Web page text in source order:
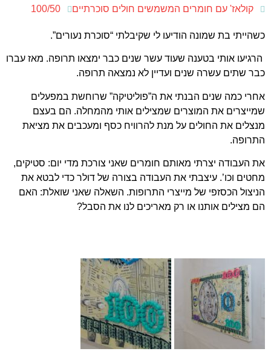
קולאז' עם חומרים המשמשים חולים סוכרתיים
100/50
כשהייתי בת שמונה הודיעו לי שקיבלתי “סוכרת נעורים”.
הרגיעו אותי בטענה שעוד עשר שנים כבר ימצאו תרופה. מאז עברו
כבר שתים עשרה שנים ועדיין לא נמצאה תרופה.
אחרי כמה שנים הבנתי את ה”פוליטיקה” שרוחשת במפעלים
שמייצרים את המוצרים שמצילים אותי מהמחלה. הם בעצם
מנצלים את החולים על מנת להרוויח כסף ומעכבים את מציאת
התרופה.
את העבודה יצרתי מאותם חומרים שאני צורכת מדי יום: סטיקים,
מחטים וכו’. עיצבתי את העבודה בצורה של דולר כדי לבטא את
הניצול הכסזפי של מייצרי התרופות. השאלה שאני שואלת: האם
הם מצילים אותנו או רק מאריכים לנו את הסבל?